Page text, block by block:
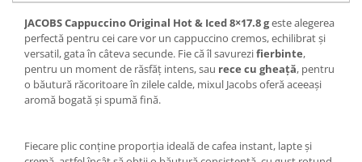
JACOBS Cappuccino Original Hot & Iced 8×17.8 geste alegerea
perfectă pentru cei care vor un cappuccino cremos, echilibrat și
versatil, gata în câteva secunde. Fie că îl savurezifierbinte,
pentru un moment de răsfăț intens, sau rece cu gheață, pentru
o băutură răcoritoare în zilele calde, mixul Jacobs oferă aceeași
aromă bogată și spumă fină.
Fiecare plic conține proporția ideală de cafea instant, lapte și